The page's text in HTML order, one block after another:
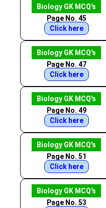
Biology GK MCQ's
Page No. 45
Click here
Biology GK MCQ's
Page No. 47
Click here
Biology GK MCQ's
Page No. 49
Click here
Biology GK MCQ's
Page No. 51
Click here
Biology GK MCQ's
Page No. 53